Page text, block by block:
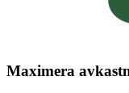
Maximera